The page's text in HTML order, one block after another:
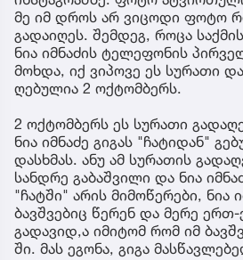
მე იმ დროს არ ვიცოდი ფოტო
გადაიღეს. შემ­დეგ, როცა
ნია იმ­ნა­ძის ტე­ლე­ფო­ნის
მოხ­და, იქ ვი­პო­ვე ეს სუ­რა­თი
ღე­ბუ­ლია 2 ოქ­ტომ­ბერს.
2 ოქ­ტომ­ბერს ეს სუ­რა­თი
ნია იმ­ნა­ძე გი­გას "ჩა­ტი­დან"
დას­ხმას. ანუ ამ სუ­რა­თის
სან­დრე გა­ბაშ­ვი­ლი და ნია
"ჩატ­ში" არის მი­მო­წე­რე­ბი, ნია
ბავ­შვე­ბიც წე­რენ და მერე
გა­და­ვი­დ,ა იმი­ტომ რომ იმ
ში. მას ეგო­ნა, გიგა